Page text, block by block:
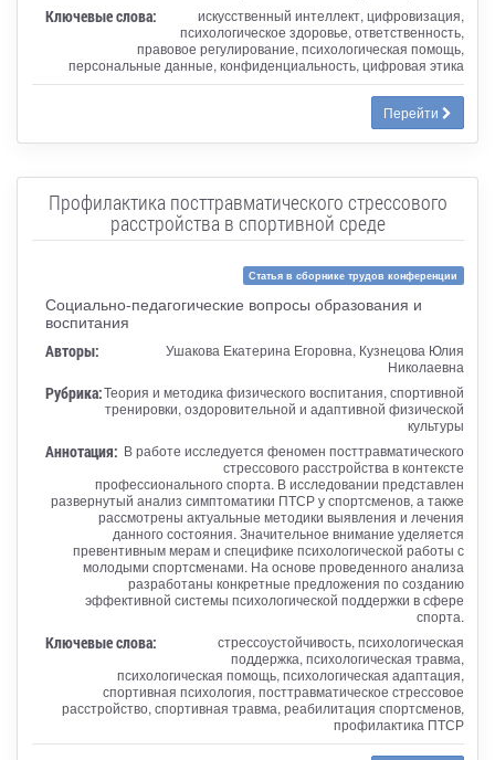
Ключевые слова:
искусственный интеллект, цифровизация,
психологическое здоровье, ответственность,
правовое регулирование, психологическая помощь,
персональные данные, конфиденциальность, цифровая этика
Перейти
Профилактика посттравматического стрессового
расстройства в спортивной среде
Статья в сборнике трудов конференции
Социально-педагогические вопросы образования и
воспитания
Авторы:
Ушакова Екатерина Егоровна, Кузнецова Юлия
Николаевна
Рубрика:Теория и методика физического воспитания, спортивной
тренировки, оздоровительной и адаптивной физической
культуры
Аннотация: В работе исследуется феномен посттравматического
стрессового расстройства в контексте
профессионального спорта. В исследовании представлен
развернутый анализ симптоматики ПТСР у спортсменов, а также
рассмотрены актуальные методики выявления и лечения
данного состояния. Значительное внимание уделяется
превентивным мерам и специфике психологической работы с
молодыми спортсменами. На основе проведенного анализа
разработаны конкретные предложения по созданию
эффективной системы психологической поддержки в сфере
спорта.
Ключевые слова:
стрессоустойчивость, психологическая
поддержка, психологическая травма,
психологическая помощь, психологическая адаптация,
спортивная психология, посттравматическое стрессовое
расстройство, спортивная травма, реабилитация спортсменов,
профилактика ПТСР